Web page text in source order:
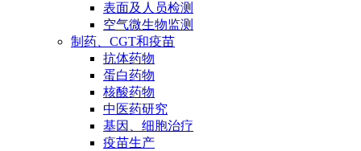
表面及人员检测
空气微生物监测
制药、CGT和疫苗
抗体药物
蛋白药物
核酸药物
中医药研究
基因、细胞治疗
疫苗生产